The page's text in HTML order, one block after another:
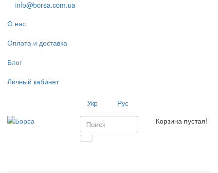
info@borsa.com.ua
О нас
Оплата и доставка
Блог
Личный кабинет
Укр
Рус
Корзина пустая!